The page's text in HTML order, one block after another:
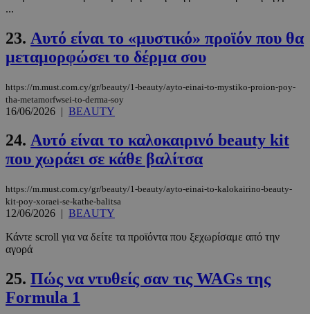
...
23. Αυτό είναι το «μυστικό» προϊόν που θα
μεταμορφώσει το δέρμα σου
https://m.must.com.cy/gr/beauty/1-beauty/ayto-einai-to-mystiko-proion-poy-
tha-metamorfwsei-to-derma-soy
16/06/2026 | BEAUTY
24. Αυτό είναι το καλοκαιρινό beauty kit
που χωράει σε κάθε βαλίτσα
https://m.must.com.cy/gr/beauty/1-beauty/ayto-einai-to-kalokairino-beauty-
kit-poy-xoraei-se-kathe-balitsa
12/06/2026 | BEAUTY
Κάντε scroll για να δείτε τα προϊόντα που ξεχωρίσαμε από την
αγορά
25. Πώς να ντυθείς σαν τις WAGs της
Formula 1
LangCookie www.must.com.cy
1
CookieScriptConsent
_scc_session